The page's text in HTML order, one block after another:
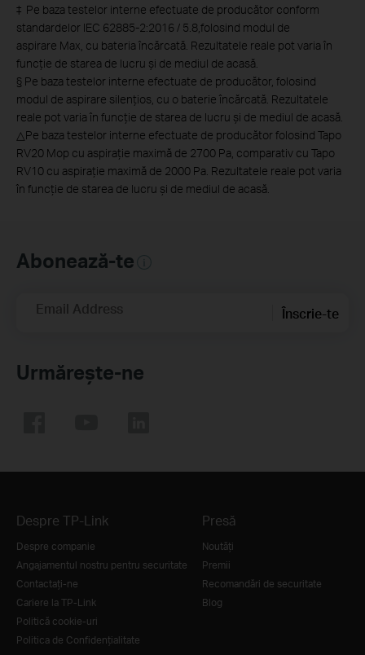
‡ Pe baza testelor interne efectuate de producător conform
standardelor IEC 62885-2:2016 / 5.8,folosind modul de
aspirare Max, cu bateria încărcată. Rezultatele reale pot varia în
funcție de starea de lucru și de mediul de acasă.
§ Pe baza testelor interne efectuate de producător, folosind
modul de aspirare silențios, cu o baterie încărcată. Rezultatele
reale pot varia în funcție de starea de lucru și de mediul de acasă.
△Pe baza testelor interne efectuate de producător folosind Tapo
RV20 Mop cu aspirație maximă de 2700 Pa, comparativ cu Tapo
RV10 cu aspirație maximă de 2000 Pa. Rezultatele reale pot varia
în funcție de starea de lucru și de mediul de acasă.
Abonează-te
Email Address Înscrie-te
Urmărește-ne
Despre TP-Link
Despre companie
Angajamentul nostru pentru securitate
Contactați-ne
Cariere la TP-Link
Politică cookie-uri
Politica de Confidențialitate
Presă
Noutăţi
Premii
Recomandări de securitate
Blog